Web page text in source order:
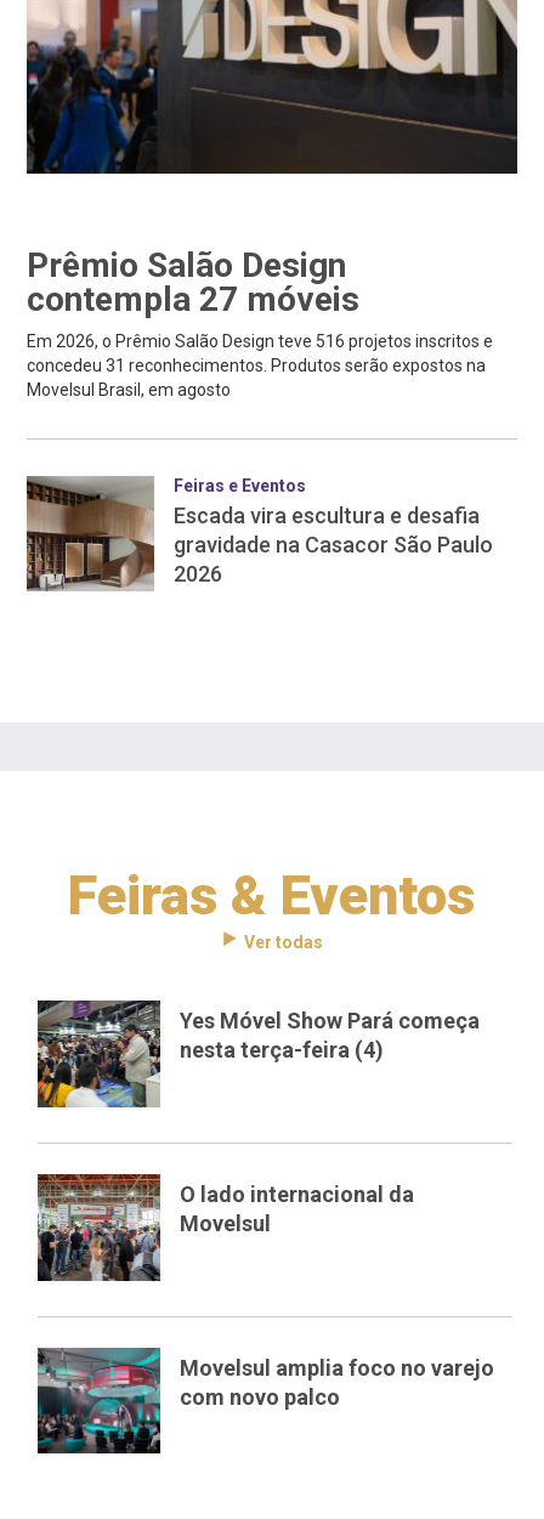
Prêmio Salão Design
contempla 27 móveis
Em 2026, o Prêmio Salão Design teve 516 projetos inscritos e
concedeu 31 reconhecimentos. Produtos serão expostos na
Movelsul Brasil, em agosto
Feiras e Eventos
Escada vira escultura e desafia
gravidade na Casacor São Paulo
2026
Feiras & Eventos
Ver todas
Yes Móvel Show Pará começa
nesta terça-feira (4)
O lado internacional da
Movelsul
Movelsul amplia foco no varejo
com novo palco